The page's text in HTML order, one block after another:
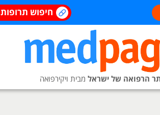
חיפוש תרופות
הרפואה של ישראל מבית ויקירפואה